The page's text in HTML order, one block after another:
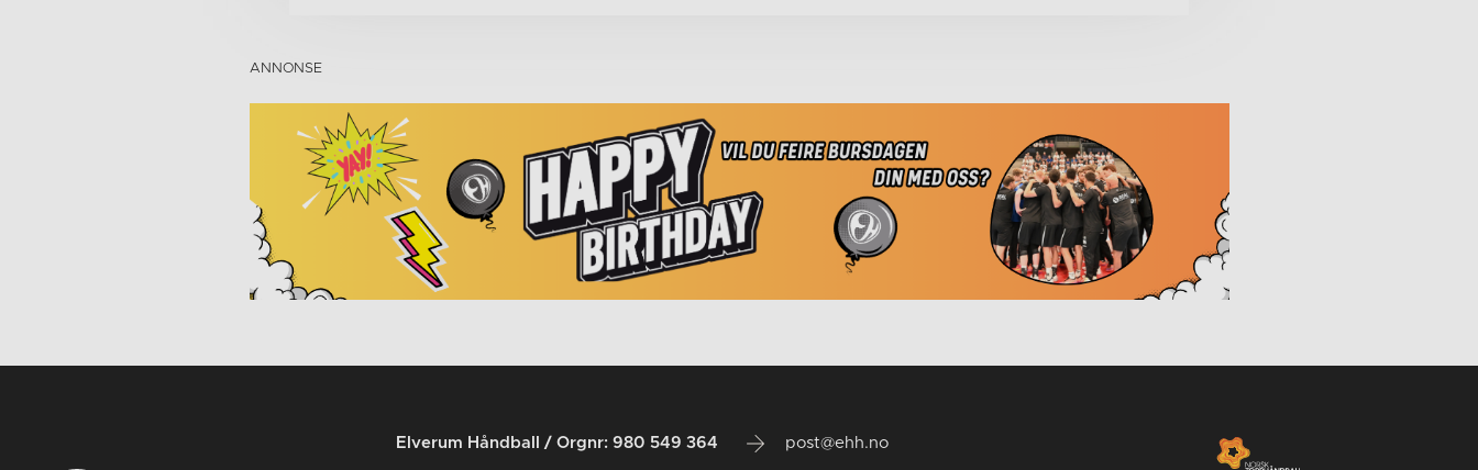
Elverum Håndball / Orgnr: 980 549 364 post@ehh.no